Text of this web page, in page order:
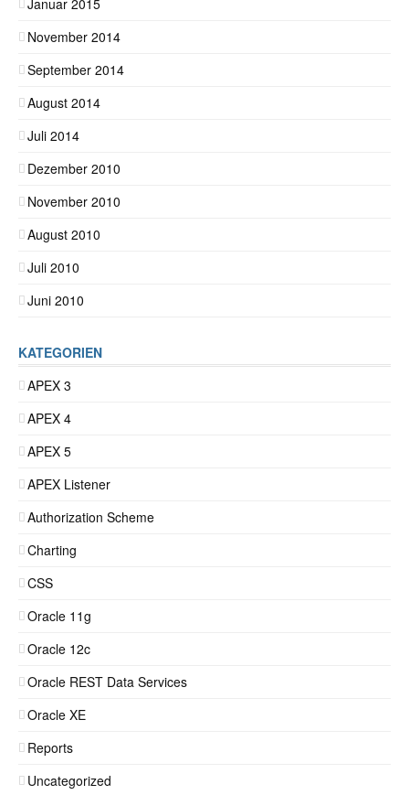
Januar 2015
November 2014
September 2014
August 2014
Juli 2014
Dezember 2010
November 2010
August 2010
Juli 2010
Juni 2010
KATEGORIEN
APEX 3
APEX 4
APEX 5
APEX Listener
Authorization Scheme
Charting
CSS
Oracle 11g
Oracle 12c
Oracle REST Data Services
Oracle XE
Reports
Uncategorized